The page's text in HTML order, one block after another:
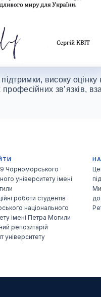
високу оцінку
зв’язків,
Чорноморського
університету імені
роботи студентів
національного
імені Петра Могили
репозитарій
університету